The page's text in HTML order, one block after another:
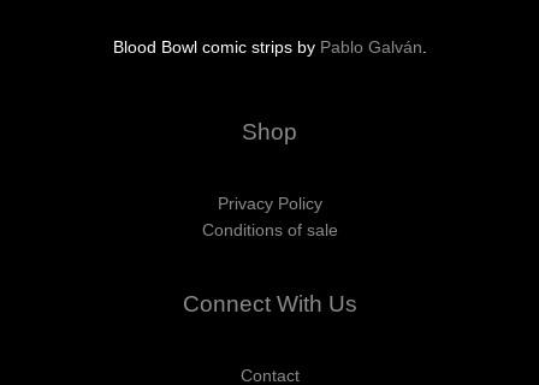
Blood Bowl comic strips by Pablo Galván
Shop
Privacy Policy
Conditions of sale
Connect With Us
Contact